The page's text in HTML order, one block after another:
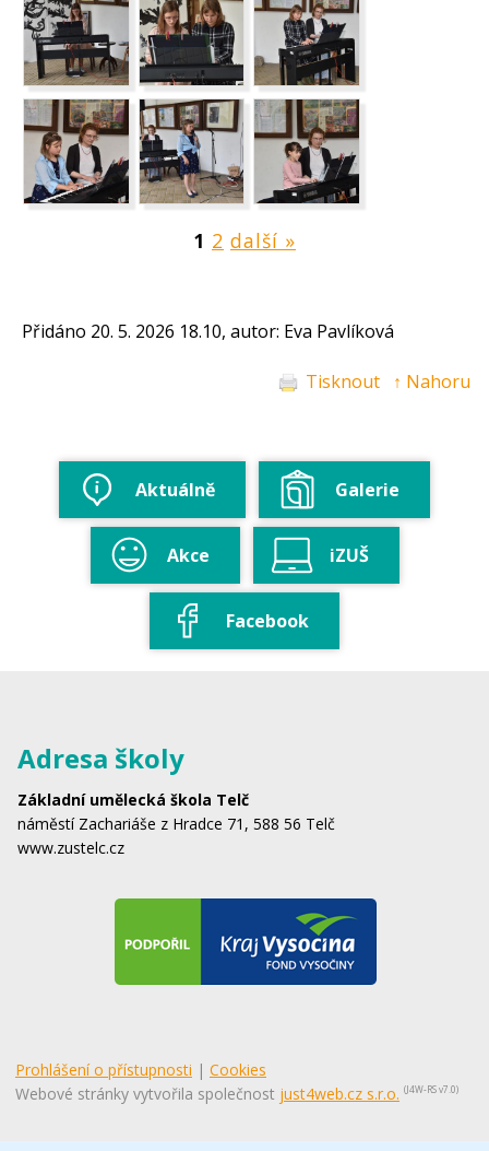
1 2 další »
Přidáno 20. 5. 2026 18.10, autor: Eva Pavlíková
Tisknout ↑ Nahoru
Aktuálně Galerie
Akce iZUŠ
Facebook
Adresa školy
Základní umělecká škola Telč
náměstí Zachariáše z Hradce 71, 588 56 Telč
www.zustelc.cz
Prohlášení o přístupnosti | Cookies
Webové stránky vytvořila společnost just4web.cz s.r.o. (J4W-RS v7.0)